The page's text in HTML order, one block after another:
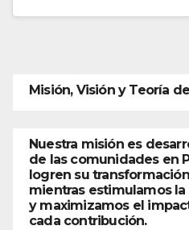
Misión, Visión y Teoría
Nuestra misión es
de las comunidades en
logren su
mientras estimulamos
y maximizamos el
cada contribución.